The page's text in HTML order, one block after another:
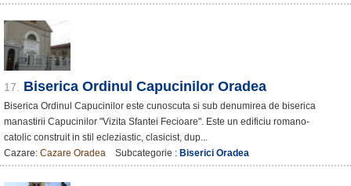
17. Biserica Ordinul Capucinilor Oradea
Biserica Ordinul Capucinilor este cunoscuta si sub denumirea de biserica
manastirii Capucinilor "Vizita Sfantei Fecioare". Este un edificiu romano-
catolic construit in stil ecleziastic, clasicist, dup...
Cazare: Cazare Oradea Subcategorie : Biserici Oradea